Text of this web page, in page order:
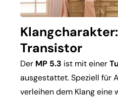
Transistor
Der MP 5.3 ist mit einer
ausgestattet. Speziell für
verleihen dem Klang eine